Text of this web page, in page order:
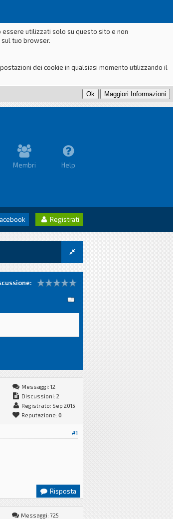
utilizzati solo su questo sito e non
tuo browser.
dei cookie in qualsiasi momento utilizzando il
Membri Help
Registrati
Messaggi: 12
Discussioni: 2
Registrato: Sep 2015
Reputazione: 0
#1
Risposta
Messaggi: 725